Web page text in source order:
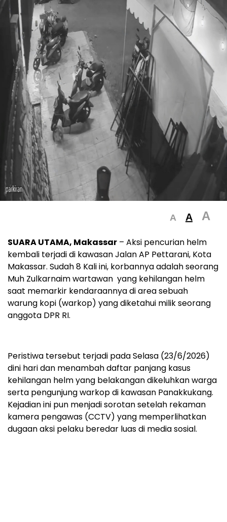
A A A
SUARA UTAMA, Makassar – Aksi pencurian helm
kembali terjadi di kawasan Jalan AP Pettarani, Kota
Makassar. Sudah 8 Kali ini, korbannya adalah seorang
Muh Zulkarnaim wartawan yang kehilangan helm
saat memarkir kendaraannya di area sebuah
warung kopi (warkop) yang diketahui milik seorang
anggota DPR RI.
Peristiwa tersebut terjadi pada Selasa (23/6/2026)
dini hari dan menambah daftar panjang kasus
kehilangan helm yang belakangan dikeluhkan warga
serta pengunjung warkop di kawasan Panakkukang.
Kejadian ini pun menjadi sorotan setelah rekaman
kamera pengawas (CCTV) yang memperlihatkan
dugaan aksi pelaku beredar luas di media sosial.